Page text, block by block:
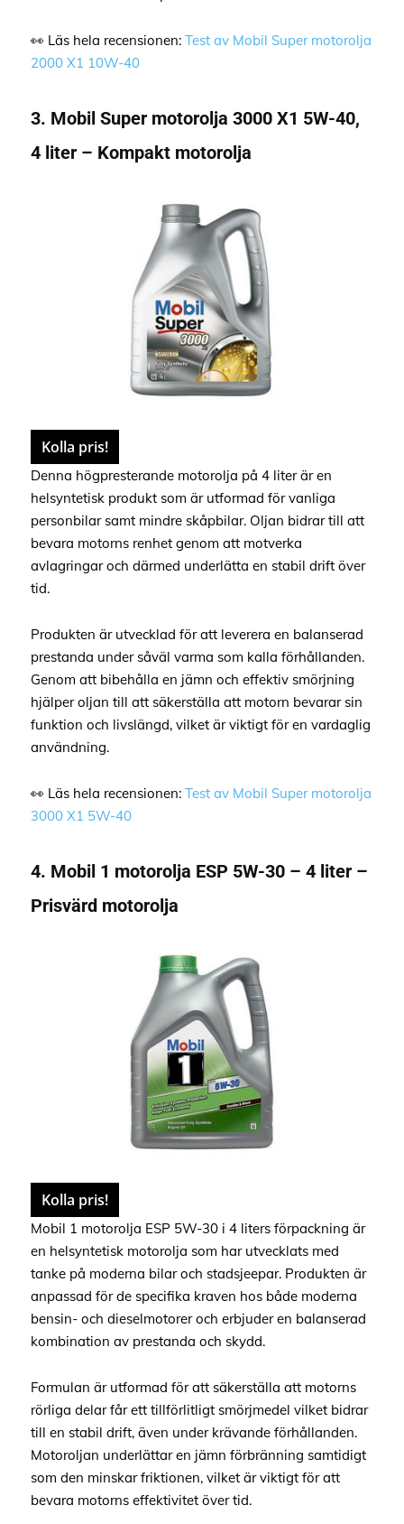
👀 Läs hela recensionen: Test av Mobil Super motorolja
2000 X1 10W-40
3. Mobil Super motorolja 3000 X1 5W-40,
4 liter – Kompakt motorolja
Kolla pris!
Denna högpresterande motorolja på 4 liter är en
helsyntetisk produkt som är utformad för vanliga
personbilar samt mindre skåpbilar. Oljan bidrar till att
bevara motorns renhet genom att motverka
avlagringar och därmed underlätta en stabil drift över
tid.
Produkten är utvecklad för att leverera en balanserad
prestanda under såväl varma som kalla förhållanden.
Genom att bibehålla en jämn och effektiv smörjning
hjälper oljan till att säkerställa att motorn bevarar sin
funktion och livslängd, vilket är viktigt för en vardaglig
användning.
👀 Läs hela recensionen: Test av Mobil Super motorolja
3000 X1 5W-40
4. Mobil 1 motorolja ESP 5W-30 – 4 liter –
Prisvärd motorolja
Kolla pris!
Mobil 1 motorolja ESP 5W-30 i 4 liters förpackning är
en helsyntetisk motorolja som har utvecklats med
tanke på moderna bilar och stadsjeepar. Produkten är
anpassad för de specifika kraven hos både moderna
bensin- och dieselmotorer och erbjuder en balanserad
kombination av prestanda och skydd.
Formulan är utformad för att säkerställa att motorns
rörliga delar får ett tillförlitligt smörjmedel vilket bidrar
till en stabil drift, även under krävande förhållanden.
Motoroljan underlättar en jämn förbränning samtidigt
som den minskar friktionen, vilket är viktigt för att
bevara motorns effektivitet över tid.